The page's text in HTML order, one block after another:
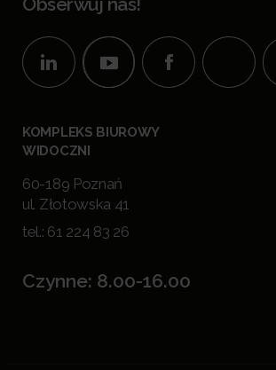
KOMPLEKS BIUROWY
WIDOCZNI
60-189 Poznań
ul. Złotowska 41
tel.: 61 224 83 26
Czynne: 8.00-16.00